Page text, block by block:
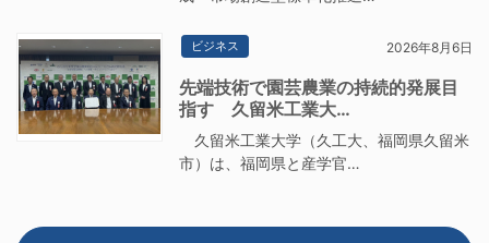
ビジネス 2026年8月6日
先端技術で園芸農業の持続的発展目
指す 久留米工業大…
久留米工業大学（久工大、福岡県久留米
市）は、福岡県と産学官…